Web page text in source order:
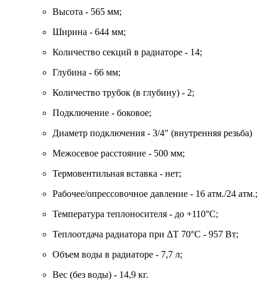
Высота - 565 мм;
Ширина - 644 мм;
Количество секций в радиаторе - 14;
Глубина - 66 мм;
Количество трубок (в глубину) - 2;
Подключение - боковое;
Диаметр подключения - 3/4" (внутренняя резьба)
Межосевое расстояние - 500 мм;
Термовентильная вставка - нет;
Рабочее/опрессовочное давление - 16 атм./24 атм.;
Температура теплоносителя - до +110°C;
Теплоотдача радиатора при ΔT 70°C - 957 Вт;
Объем воды в радиаторе - 7,7 л;
Вес (без воды) - 14,9 кг.